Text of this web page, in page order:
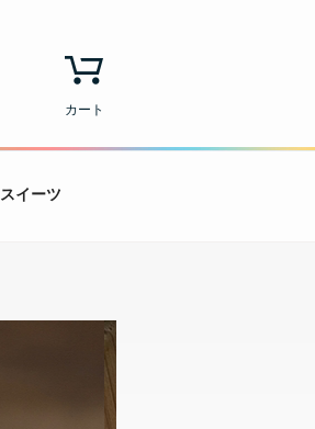
カート
スイーツ